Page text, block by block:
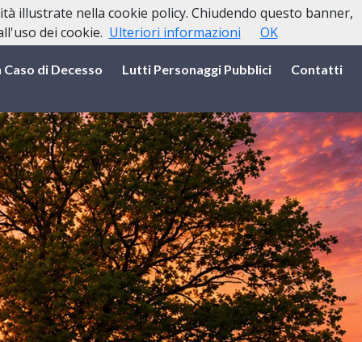
Caso di Decesso Lutti Personaggi Pubblici Contatti
illustrate nella cookie policy. Chiudendo questo banner,
dei cookie. Ulteriori informazioni OK